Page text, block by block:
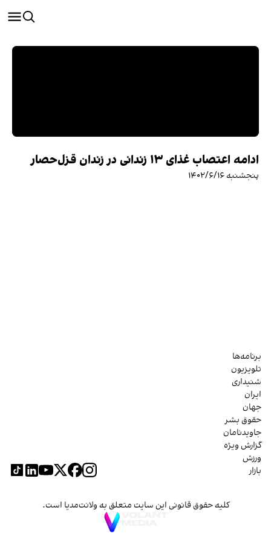
ادامه اعتصاب غذای ۱۳ زندانی در زندان قزل‌حصار
پنجشنبه ۱۴۰۲/۶/۱۶
برنامه‌ها
تلویزیون
شنیداری
ایران
جهان
حقوق بشر
جاویدنامان
گزارش ویژه
ورزش
بازار
کلیه حقوق قانونی این سایت متعلق به ولانت‌مدیا است.